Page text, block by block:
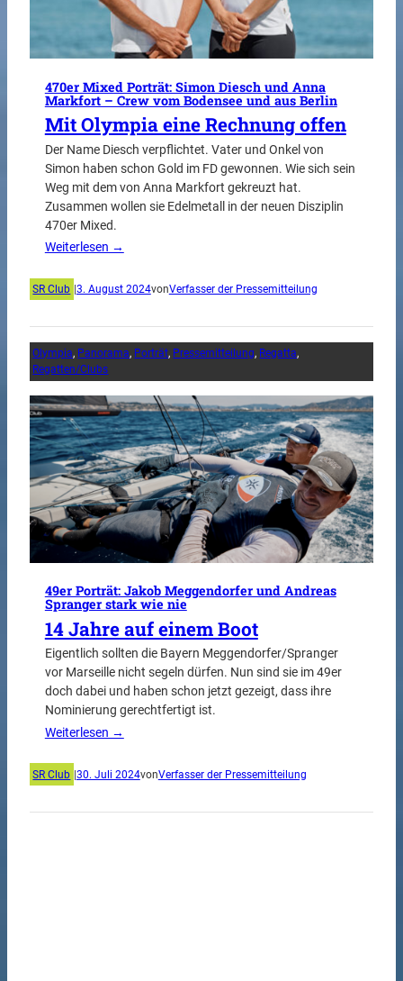
470er Mixed Porträt: Simon Diesch und Anna
Markfort – Crew vom Bodensee und aus Berlin
Mit Olympia eine Rechnung offen
Der Name Diesch verpflichtet. Vater und Onkel von
Simon haben schon Gold im FD gewonnen. Wie sich sein
Weg mit dem von Anna Markfort gekreuzt hat.
Zusammen wollen sie Edelmetall in der neuen Disziplin
470er Mixed.
Weiterlesen →
SR Club 3. August 2024vonVerfasser der Pressemitteilung
Olympia, Panorama, Porträt, Pressemitteilung, Regatta
Regatten/Clubs
49er Porträt: Jakob Meggendorfer und Andreas
Spranger stark wie nie
14 Jahre auf einem Boot
Eigentlich sollten die Bayern Meggendorfer/Spranger
vor Marseille nicht segeln dürfen. Nun sind sie im 49er
doch dabei und haben schon jetzt gezeigt, dass ihre
Nominierung gerechtfertigt ist.
Weiterlesen →
SR Club |30. Juli 2024vonVerfasser der Pressemitteilung